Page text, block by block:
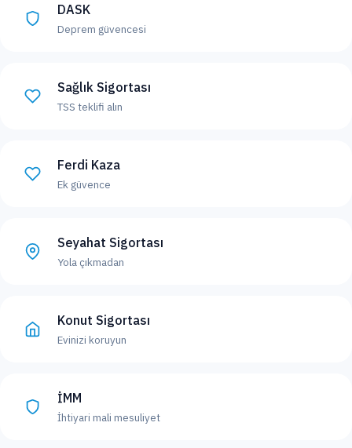
DASK
Deprem güvencesi
Sağlık Sigortası
TSS teklifi alın
Ferdi Kaza
Ek güvence
Seyahat Sigortası
Yola çıkmadan
Konut Sigortası
Evinizi koruyun
İMM
İhtiyari mali mesuliyet